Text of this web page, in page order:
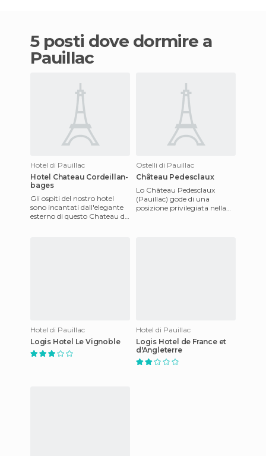
5 posti dove dormire a
Pauillac
Hotel di Pauillac
Hotel Chateau Cordeillan-
bages
Gli ospiti del nostro hotel
sono incantati dall'elegante
esterno di questo Chateau del
Ostelli di Pauillac
Château Pedesclaux
Lo Château Pedesclaux
(Pauillac) gode di una
posizione privilegiata nella
Hotel di Pauillac
Logis Hotel Le Vignoble
Hotel di Pauillac
Logis Hotel de France et
d'Angleterre